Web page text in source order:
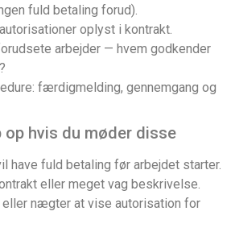
fuld betaling forud).
oplyst i kontrakt.
arbejder — hvem godkender
færdigmelding, gennemgang og
hvis du møder disse
have fuld betaling før arbejdet starter.
eller meget vag beskrivelse.
eller nægter at vise autorisation for